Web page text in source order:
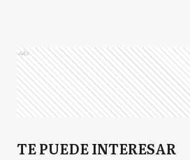
Ads
TE PUEDE INTERESAR